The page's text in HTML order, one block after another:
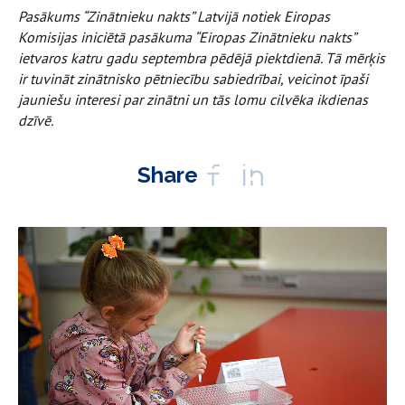
Pasākums “Zinātnieku nakts” Latvijā notiek Eiropas
Komisijas iniciētā pasākuma “Eiropas Zinātnieku nakts”
ietvaros katru gadu septembra pēdējā piektdienā. Tā mērķis
ir tuvināt zinātnisko pētniecību sabiedrībai, veicinot īpaši
jauniešu interesi par zinātni un tās lomu cilvēka ikdienas
dzīvē.
Share